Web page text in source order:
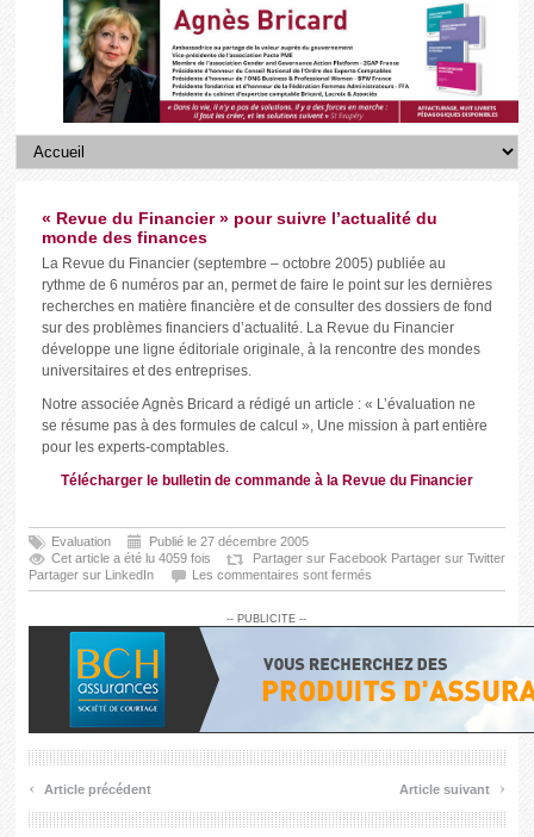
« Revue du Financier » pour suivre l’actualité du
monde des finances
La Revue du Financier (septembre – octobre 2005) publiée au
rythme de 6 numéros par an, permet de faire le point sur les dernières
recherches en matière financière et de consulter des dossiers de fond
sur des problèmes financiers d’actualité. La Revue du Financier
développe une ligne éditoriale originale, à la rencontre des mondes
universitaires et des entreprises.
Notre associée Agnès Bricard a rédigé un article : « L’évaluation ne
se résume pas à des formules de calcul », Une mission à part entière
pour les experts-comptables.
Télécharger le bulletin de commande à la Revue du Financier
Evaluation
Publié le 27 décembre 2005
Cet article a été lu 4059 fois
Partager sur Facebook Partager sur Twitter
Partager sur LinkedIn
Les commentaires sont fermés
-- PUBLICITE --
‹ Article précédent Article suivant ›